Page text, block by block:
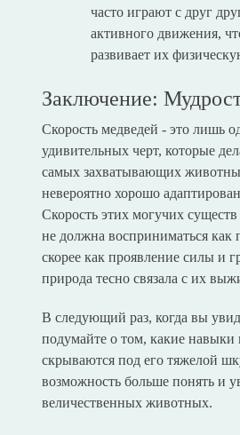
часто играют с друг
активного движения,
развивает их
Заключение:
Скорость медведей - это лишь
удивительных черт, которые
самых захватывающих
невероятно хорошо
Скорость этих могучих
не должна восприниматься как
скорее как проявление силы и
природа тесно связала с их
В следующий раз, когда вы
подумайте о том, какие навыки
скрываются под его тяжелой
возможность больше понять и
величественных животных.